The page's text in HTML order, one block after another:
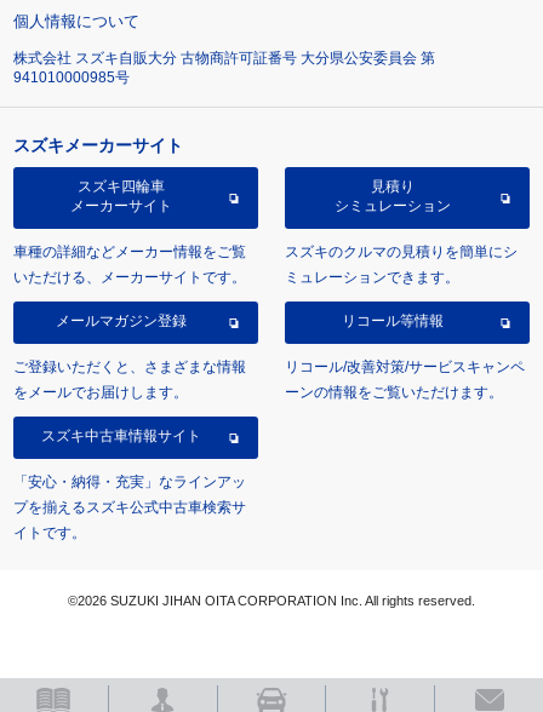
個人情報について
株式会社 スズキ自販大分 古物商許可証番号 大分県公安委員会 第
941010000985号
スズキメーカーサイト
スズキ四輪車
メーカーサイト
車種の詳細などメーカー情報をご覧
いただける、メーカーサイトです。
見積り
シミュレーション
スズキのクルマの見積りを簡単にシ
ミュレーションできます。
メールマガジン登録
ご登録いただくと、さまざまな情報
をメールでお届けします。
リコール等情報
リコール/改善対策/サービスキャンペ
ーンの情報をご覧いただけます。
スズキ中古車情報サイト
「安心・納得・充実」なラインアッ
プを揃えるスズキ公式中古車検索サ
イトです。
©2026 SUZUKI JIHAN OITA CORPORATION Inc. All rights reserved.